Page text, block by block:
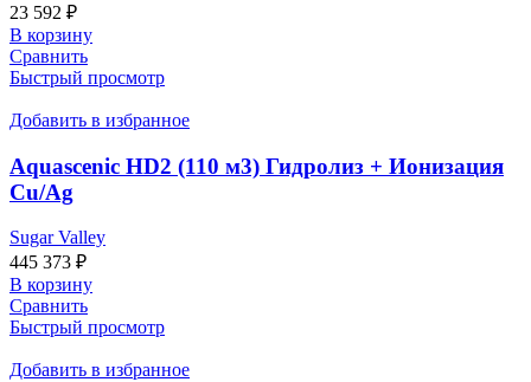
23 592 ₽
В корзину
Сравнить
Быстрый просмотр
Добавить в избранное
Aquascenic HD2 (110 м3) Гидролиз + Ионизация
Cu/Ag
Sugar Valley
445 373 ₽
В корзину
Сравнить
Быстрый просмотр
Добавить в избранное